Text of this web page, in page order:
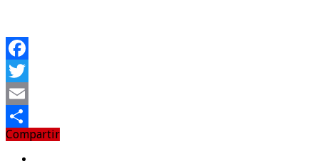
Facebook
Twitter
Email
Compartir
Compartir